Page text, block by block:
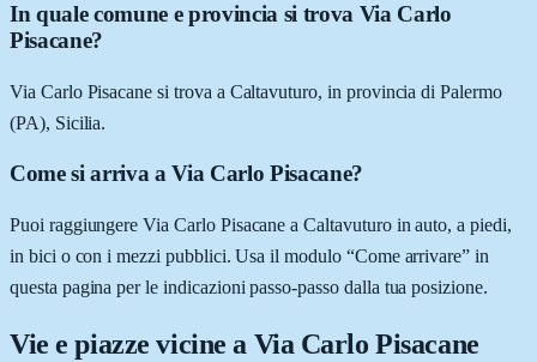
In quale comune e provincia si trova Via Carlo
Pisacane?
Via Carlo Pisacane si trova a Caltavuturo, in provincia di Palermo
(PA), Sicilia.
Come si arriva a Via Carlo Pisacane?
Puoi raggiungere Via Carlo Pisacane a Caltavuturo in auto, a piedi,
in bici o con i mezzi pubblici. Usa il modulo “Come arrivare” in
questa pagina per le indicazioni passo-passo dalla tua posizione.
Vie e piazze vicine a Via Carlo Pisacane